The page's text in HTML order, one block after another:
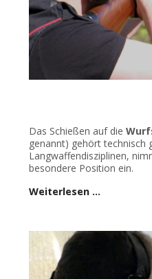
Das Schießen auf die
genannt) gehört technisch
Langwaffendisziplinen,
besondere Position ein.
Weiterlesen …